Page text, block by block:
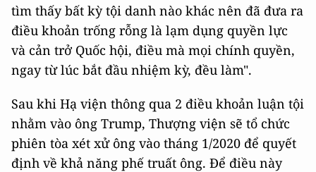
tìm thấy bất kỳ tội danh nào khác nên đã đưa ra
điều khoản trống rỗng là lạm dụng quyền lực
và cản trở Quốc hội, điều mà mọi chính quyền,
ngay từ lúc bắt đầu nhiệm kỳ, đều làm".
Sau khi Hạ viện thông qua 2 điều khoản luận tội
nhằm vào ông Trump, Thượng viện sẽ tổ chức
phiên tòa xét xử ông vào tháng 1/2020 để quyết
định về khả năng phế truất ông. Để điều này